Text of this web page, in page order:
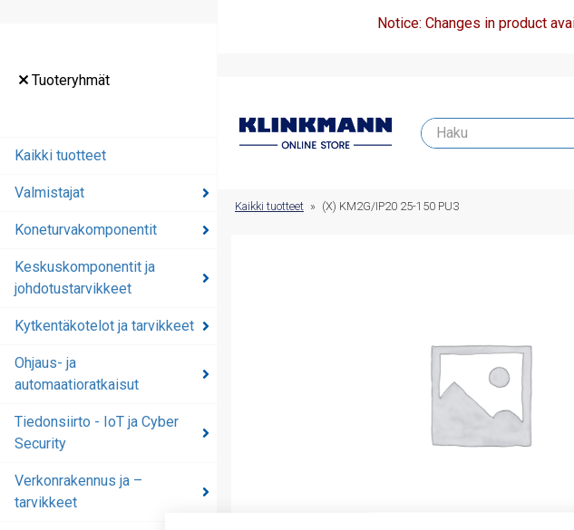
Tuoteryhmät
Kaikki tuotteet
Valmistajat
Koneturvakomponentit
Keskuskomponentit ja
johdotustarvikkeet
Kytkentäkotelot ja tarvikkeet
Ohjaus- ja
automaatioratkaisut
Tiedonsiirto - IoT ja Cyber
Security
Verkonrakennus ja –
tarvikkeet
Notice: Changes in product
Kaikki tuotteet » (X) KM2G/IP20 25-150 PU3